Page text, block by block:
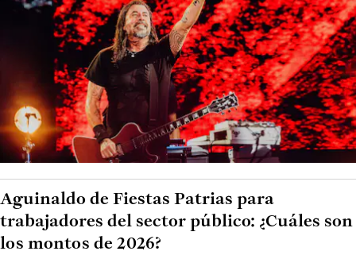
Aguinaldo de Fiestas Patrias para
trabajadores del sector público: ¿Cuáles son
los montos de 2026?